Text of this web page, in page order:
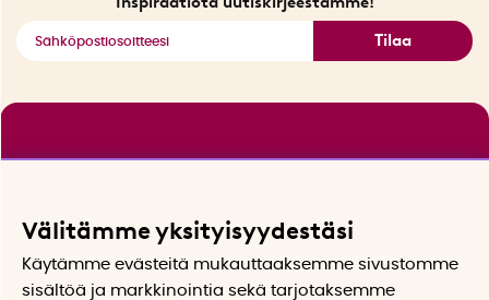
Tilaa
Välitämme yksityisyydestäsi
Käytämme evästeitä mukauttaaksemme sivustomme
sisältöä ja markkinointia sekä tarjotaksemme